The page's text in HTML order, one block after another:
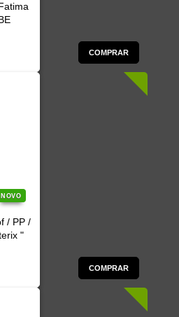
COMPRAR
NOVO
/ PP /
"
COMPRAR